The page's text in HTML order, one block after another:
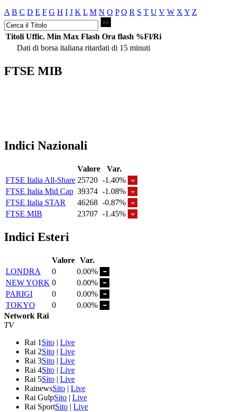
A B C D E F G H I J K L M N O P Q R S T U V W X Y Z
Titoli Uffic. Min Max Flash Ora flash %Fl/Ri
Dati di borsa italiana ritardati di 15 minuti
FTSE MIB
Indici Nazionali
Valore
Var.
FTSE Italia All-Share 25720 -1.40%
FTSE Italia Mid Cap 39374 -1.08%
FTSE Italia STAR
46268 -0.87%
FTSE MIB
23707 -1.45%
Indici Esteri
Valore Var.
LONDRA
0
0.00%
NEW YORK 0
0.00%
PARIGI
0
0.00%
TOKYO
0
0.00%
Network Rai
TV
Rai 1 Sito | Live
Rai 2Sito | Live
Rai 3Sito | Live
Rai 4Sito | Live
Rai 5Sito | Live
RainewsSito | Live
Rai GulpSito | Live
Rai SportSito | Live